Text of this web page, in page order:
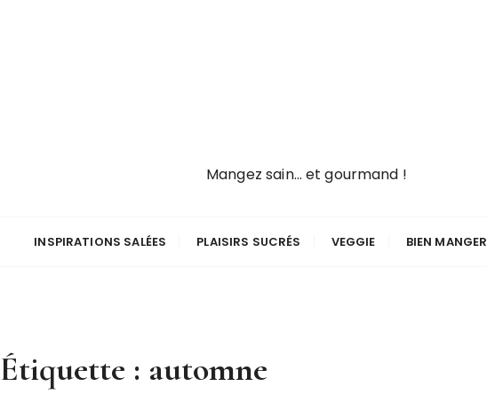
Mangez sain… et gourmand !
INSPIRATIONS SALÉES PLAISIRS SUCRÉS VEGGIE BIEN MANGER
Étiquette : automne